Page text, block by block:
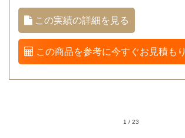
この実績の詳細を見る
この商品を参考に今すぐお見積もり
1 / 23